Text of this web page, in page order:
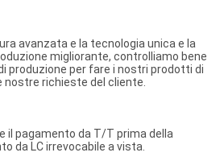
avanzata e la tecnologia unica e la
migliorante, controlliamo bene
produzione per fare i nostri prodotti di
nostre richieste del cliente.
pagamento da T/T prima della
da LC irrevocabile a vista.